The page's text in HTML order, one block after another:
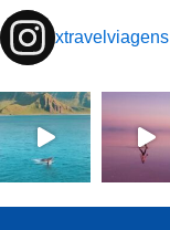
xtravelviagens